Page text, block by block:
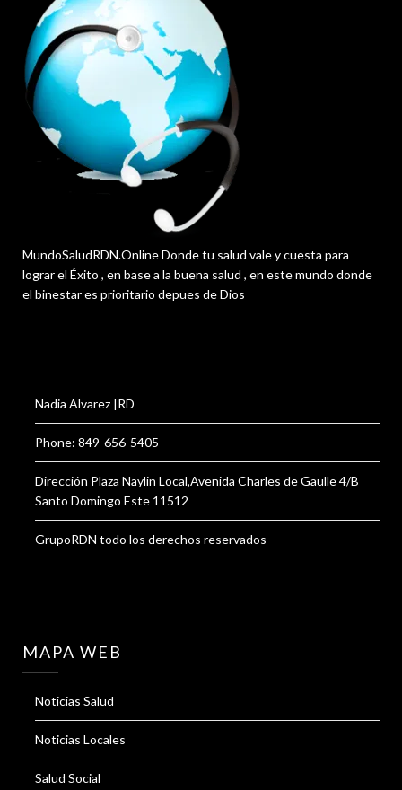
MundoSaludRDN.Online Donde tu salud vale y cuesta para
lograr el Éxito , en base a la buena salud , en este mundo donde
el binestar es prioritario depues de Dios
Nadia Alvarez |RD
Phone: 849-656-5405
Dirección Plaza Naylin Local,Avenida Charles de Gaulle 4/B
Santo Domingo Este 11512
GrupoRDN todo los derechos reservados
MAPA WEB
Noticias Salud
Noticias Locales
Salud Social